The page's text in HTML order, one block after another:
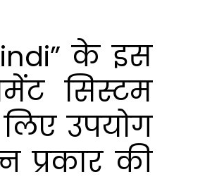
के इस
सिस्टम
उपयोग
प्रकार की